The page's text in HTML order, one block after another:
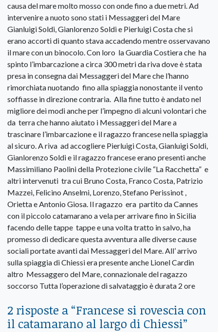
causa del mare molto mosso con onde fino a due metri. Ad
intervenire a nuoto sono stati i Messaggeri del Mare
Gianluigi Soldi, Gianlorenzo Soldi e Pierluigi Costa che si
erano accorti di quanto stava accadendo mentre osservavano
il mare con un binocolo. Con loro la Guardia Costiera che ha
spinto l’imbarcazione a circa 300 metri da riva dove è stata
presa in consegna dai Messaggeri del Mare che l’hanno
rimorchiata nuotando fino alla spiaggia nonostante il vento
soffiasse in direzione contraria. Alla fine tutto è andato nel
migliore dei modi anche per l’impegno di alcuni volontari che
da terra che hanno aiutato i Messaggeri del Mare a
trascinare l’imbarcazione e il ragazzo francese nella spiaggia
al sicuro. A riva ad accogliere Pierluigi Costa, Gianluigi Soldi,
Gianlorenzo Soldi e il ragazzo francese erano presenti anche
Massimiliano Paolini della Protezione civile “La Racchetta” e
altri intervenuti tra cui Bruno Costa, Franco Costa, Patrizio
Mazzei, Felicino Anselmi, Lorenzo, Stefano Perissinot ,
Orietta e Antonio Giosa. Il ragazzo era partito da Cannes
con il piccolo catamarano a vela per arrivare fino in Sicilia
facendo delle tappe tappe e una volta tratto in salvo, ha
promesso di dedicare questa avventura alle diverse cause
sociali portate avanti dai Messaggeri del Mare. All’ arrivo
sulla spiaggia di Chiessi era presente anche Lionel Cardin
altro Messaggero del Mare, connazionale del ragazzo
soccorso Tutta l’operazione di salvataggio è durata 2 ore
2 risposte a “Francese si rovescia con
il catamarano al largo di Chiessi”